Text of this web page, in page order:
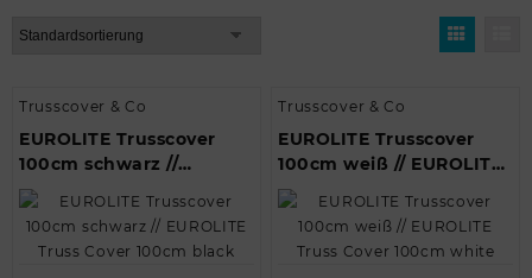
Trusscover & Co
EUROLITE Trusscover
100cm schwarz //
EUROLITE Truss Cover
100cm black
Trusscover & Co
EUROLITE Trusscover
100cm weiß // EUROLITE
Truss Cover 100cm white